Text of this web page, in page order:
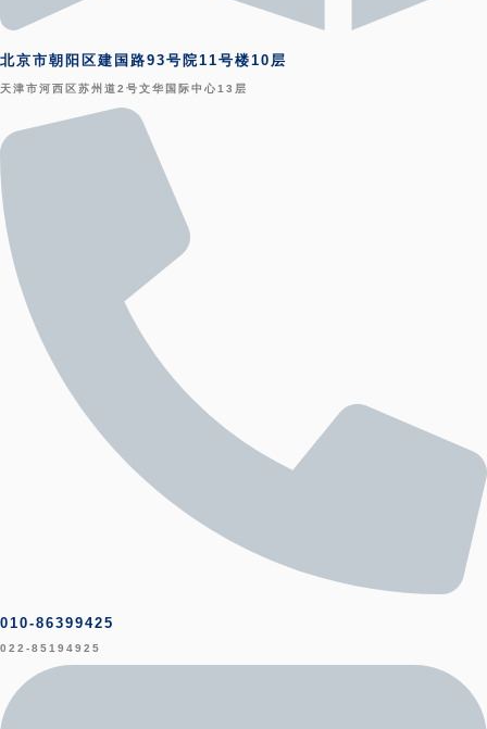
北京市朝阳区建国路93号院11号楼10层
天津市河西区苏州道2号文华国际中心13层
010-86399425
022-85194925